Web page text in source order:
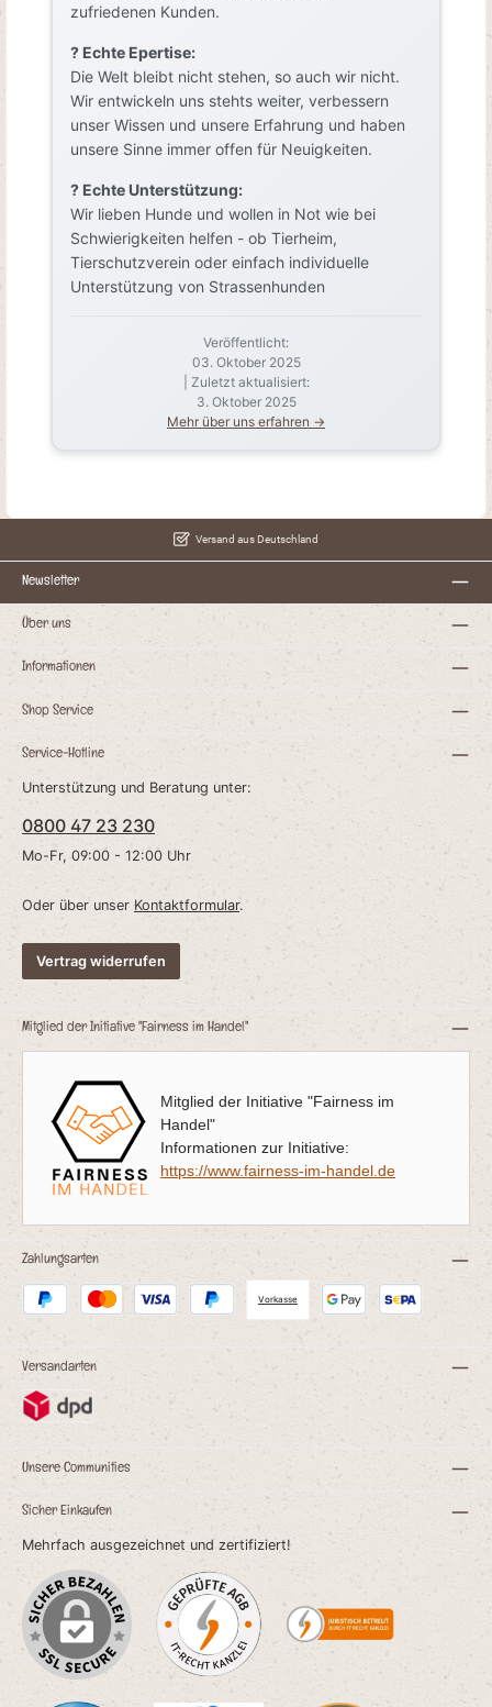
zufriedenen Kunden.
? Echte Epertise:
Die Welt bleibt nicht stehen, so auch wir nicht.
Wir entwickeln uns stehts weiter, verbessern
unser Wissen und unsere Erfahrung und haben
unsere Sinne immer offen für Neuigkeiten.
? Echte Unterstützung:
Wir lieben Hunde und wollen in Not wie bei
Schwierigkeiten helfen - ob Tierheim,
Tierschutzverein oder einfach individuelle
Unterstützung von Strassenhunden
Veröffentlicht:
03. Oktober 2025
| Zuletzt aktualisiert:
3. Oktober 2025
Mehr über uns erfahren →
Versand aus Deutschland
Newsletter
Über uns
Informationen
Shop Service
Service-Hotline
Unterstützung und Beratung unter:
0800 47 23 230
Mo-Fr, 09:00 - 12:00 Uhr
Oder über unser Kontaktformular.
Vertrag widerrufen
Mitglied der Initiative "Fairness im Handel"
Mitglied der Initiative "Fairness im
Handel"
Informationen zur Initiative:
https://www.fairness-im-handel.de
Zahlungsarten
Vorkasse
Versandarten
Unsere Communities
Sicher Einkaufen
Mehrfach ausgezeichnet und zertifiziert!